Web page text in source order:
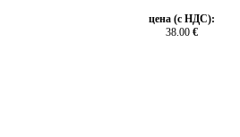
цена (с НДС):
38.00 €